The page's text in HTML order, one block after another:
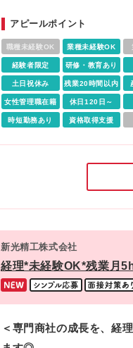
信、不動産業、
ソーシング、医
だいています ■
15 荒井ビル3階
アピールポイント
職種未経験OK 業種未経験OK
経験者限定 研修・教育あり
土日祝休み 残業20時間以内
女性管理職在籍 休日120日～
時短勤務あり 資格取得支援
新光精工株式会社
経理*未経験OK*残業月
＜専門商社の成長を、経